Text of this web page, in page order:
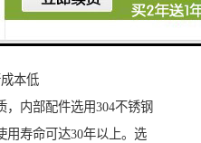
施工非常简单，施工周期
本低
内部配件选用304不锈钢
用寿命可达30年以上。选